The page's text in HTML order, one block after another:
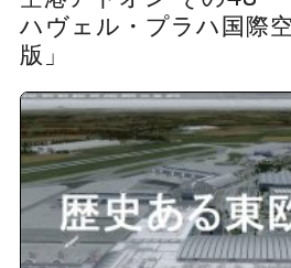
ハヴェル・プラハ国際
版」